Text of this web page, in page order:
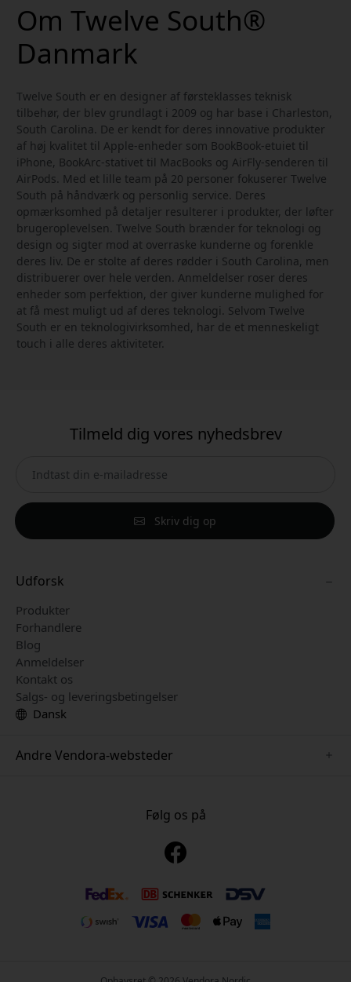
Om Twelve South®
Danmark
Twelve South er en designer af førsteklasses teknisk
tilbehør, der blev grundlagt i 2009 og har base i Charleston,
South Carolina. De er kendt for deres innovative produkter
af høj kvalitet til Apple-enheder som BookBook-etuiet til
iPhone, BookArc-stativet til MacBooks og AirFly-senderen til
AirPods. Med et lille team på 20 personer fokuserer Twelve
South på håndværk og personlig service. Deres
opmærksomhed på detaljer resulterer i produkter, der løfter
brugeroplevelsen. Twelve South brænder for teknologi og
design og sigter mod at overraske kunderne og forenkle
deres liv. De er stolte af deres rødder i South Carolina, men
distribuerer over hele verden. Anmeldelser roser deres
enheder som perfektion, der giver kunderne mulighed for
at få mest muligt ud af deres teknologi. Selvom Twelve
South er en teknologivirksomhed, har de et menneskeligt
touch i alle deres aktiviteter.
Tilmeld dig vores nyhedsbrev
Skriv dig op
Udforsk
Produkter
Forhandlere
Blog
Anmeldelser
Kontakt os
Salgs- og leveringsbetingelser
Dansk
Andre Vendora-websteder
www.pipetto.se
Følg os på